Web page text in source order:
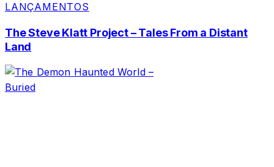
LANÇAMENTOS
The Steve Klatt Project – Tales From a Distant
Land